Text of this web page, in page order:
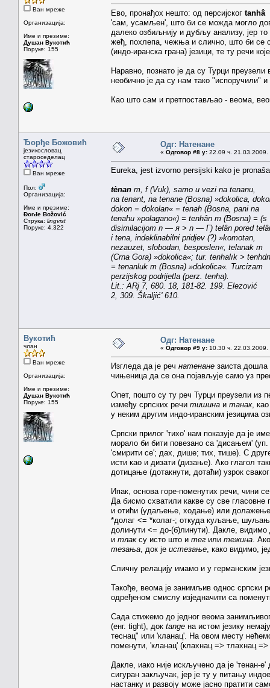
Ван мреже
Организација:
Име и презиме:
Душан Вукотић
Поруке: 155
Ево, пронађох нешто: од персијског tanhâ
'сам, усамљен', што би се можда могло
далеко озбиљнију и дубљу анализу, јер
жеђ, похлепа, чежња и слично, што би се
(индо-иранска грана) језици, те ту речи
Наравно, познато је да су Турци
необично је да су нам тако "испоручили"
Као што сам и претпостављао - веома,
Ђорђе Божовић
језикословац
староседелац
Ван мреже
Пол:
Организација:
Име и презиме:
Đorđe Božović
Струка: lingvist
Поруке: 4.322
Одг: Натенане
« Одговор #8 у: 22.09 ч. 21.03.2009.
Eureka, jest izvorno persijski kako je
tènan m, f (Vuk), samo u vezi na tenanu,
na tenant, na tenane (Bosna) »dokolica,
dokon = dokolan« = tenah (Bosna, pani na
tenahu »polagano«) = tenhân m (Bosna) = (s
disimilacijom n — я > n — Г) telân pored
i tena, indeklinabilni pridjev (?) »komotan,
nezauzet, slobodan, besposlen«, telanak m
(Crna Gora) »dokolica«; tur. tenhalık >
= tenanluk m (Bosna) »dokolica«. Turcizam
perzijskog podrijetla (perz. tenha).
Lit.: ARj 7, 680. 18, 181-82. 199. Elezović
2, 309. Škaljić' 610.
Вукотић
члан
Ван мреже
Организација:
Име и презиме:
Душан Вукотић
Поруке: 155
Одг: Натенане
« Одговор #9 у: 10.30 ч. 22.03.2009.
Изгледа да је реч натенане заиста дошла
чињеница да се она појављује само уз
Опет, пошто су ту реч Турци преузели из
између српских речи тишина и танак,
у неким другим индо-иранским језицима
Српски прилог 'тихо' нам показује да је
морало би бити повезано са 'дисањем'
'смирити се'; дах, дише; тих, тише). С
исти као и дизати (дизање). Ако глагол
дотицање (дотакнути, дотаћи) узрок
Ипак, основа горе-поменутих речи, чини
Да бисмо схватили какве су све
и отићи (удаљење, ходање) или долажење
*долаг <= *колаг-; откуда куљање,
долинути <= до-(б)линути). Дакле, видимо
и тлаксу исто што и тег или тежина .
тезања , док је истезање , како видимо,
Сличну релацију имамо и у германским
Такође, веома је занимљив однос српски
одређеном смислу изједначити са
Сада стижемо до једног веома
(енг. tight), док tange на истом језику
теснац" или 'кланац'. На овом месту
поменути, 'кланац' (клахнац => тлахнац
Дакле, иако није искључено да је 'тенан-
сигуран закључак, јер је ту у питању
настанку и развоју може јасно пратити